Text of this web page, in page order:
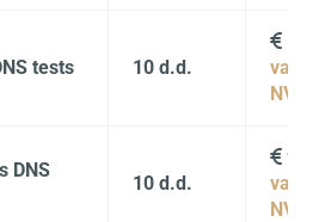
tests 10 d.d.

vai
NVD
DNS
10 d.d.
 99
vai
NVD